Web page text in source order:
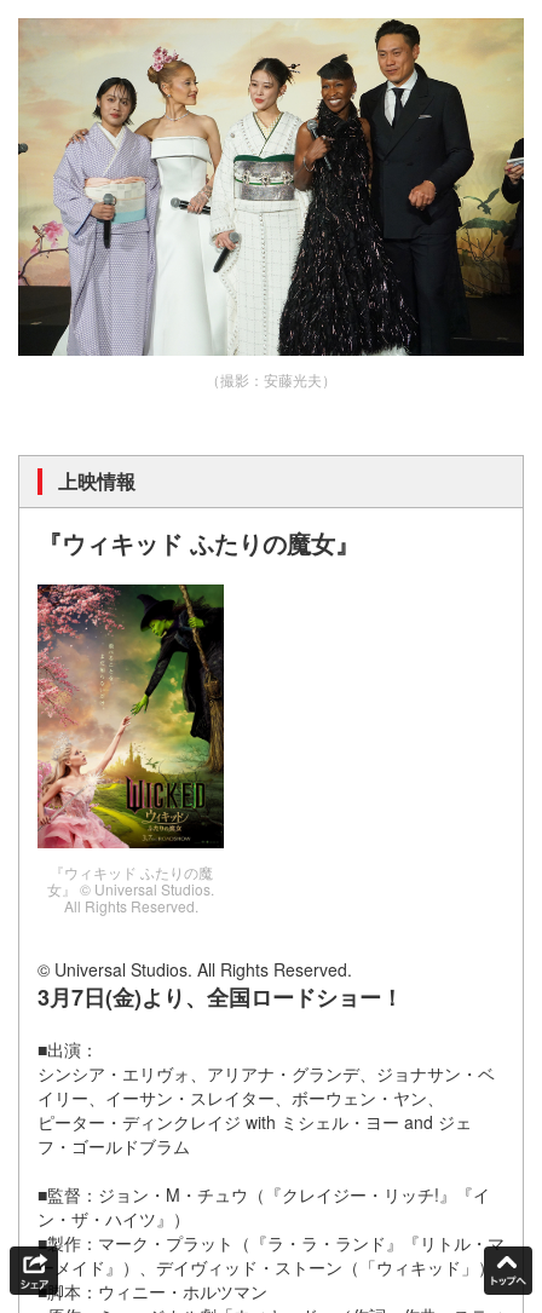
（撮影：安藤光夫）
上映情報
『ウィキッド ふたりの魔女』
『ウィキッド ふたりの魔
女』 © Universal Studios.
All Rights Reserved.
© Universal Studios. All Rights Reserved.
3月7日(金)より、全国ロードショー！
■出演：
シンシア・エリヴォ、アリアナ・グランデ、ジョナサン・ベ
イリー、イーサン・スレイター、ボーウェン・ヤン、
ピーター・ディンクレイジ with ミシェル・ヨー and ジェ
フ・ゴールドブラム
■監督：ジョン・M・チュウ（『クレイジー・リッチ!』『イ
ン・ザ・ハイツ』）
■製作：マーク・プラット（『ラ・ラ・ランド』『リトル・マ
ーメイド』）、デイヴィッド・ストーン（「ウィキッド」）
■脚本：ウィニー・ホルツマン